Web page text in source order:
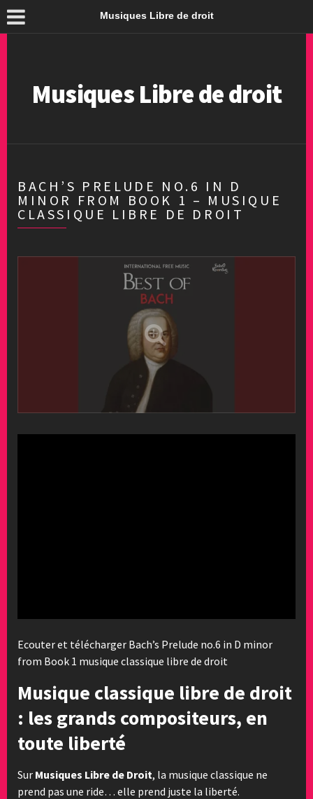
Musiques Libre de droit
Musiques Libre de droit
BACH’S PRELUDE NO.6 IN D
MINOR FROM BOOK 1 – MUSIQUE
CLASSIQUE LIBRE DE DROIT
Ecouter et télécharger Bach’s Prelude no.6 in D minor
from Book 1 musique classique libre de droit
Musique classique libre de droit
: les grands compositeurs, en
toute liberté
Sur Musiques Libre de Droit, la musique classique ne
prend pas une ride… elle prend juste la liberté.